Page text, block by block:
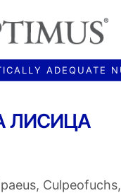
ЛИСИЦА